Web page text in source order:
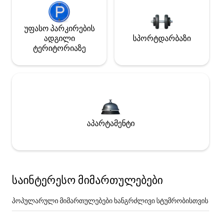
უფასო პარკირების
ადგილი
ტერიტორიაზე
სპორტდარბაზი
აპარტამენტი
საინტერესო მიმართულებები
პოპულარული მიმართულებები ხანგრძლივი სტუმრობისთვის